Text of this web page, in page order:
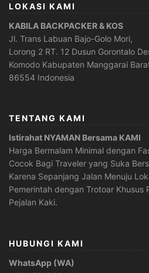
LOKASI KAMI
KABILA BACKPACKER & KOS
Jl. Trans Labuan Bajo-Golo Mori,
Lorong 2 RT. 12 Dusun Gorontalo
Komodo Kabupaten Manggarai
86554 Indonesia
TENTANG KAMI
Istirahat NYAMAN Bersama KAMI
Harga Bermalam Minimal dengan
Cocok Bagi Traveler yang Suka
Karena Sepanjang Jalan Menuju
Pemerintah dengan Trotoar Khusus
Pejalan Kaki.
HUBUNGI KAMI
WhatsApp (WA)